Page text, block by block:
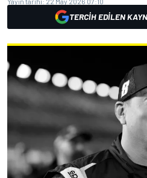
TERCIH EDILEN